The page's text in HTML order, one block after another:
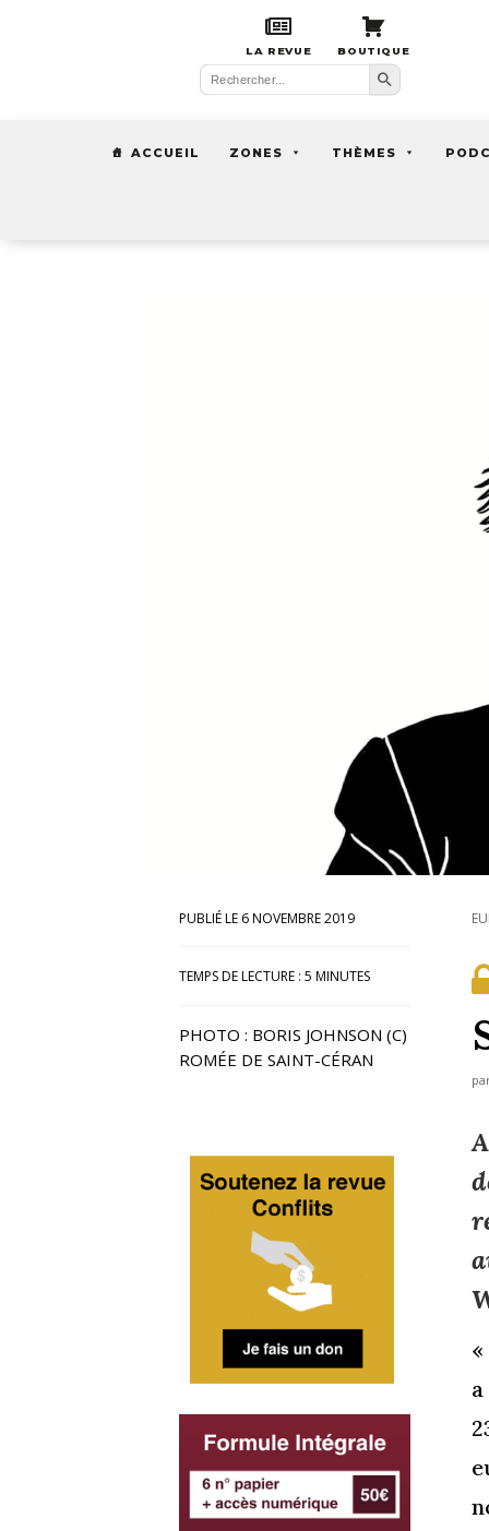
LA REVUE BOUTIQUE
Search
for:
Search Button
ACCUEIL ZONES THÈMES
6 NOVEMBRE 2019
TEMPS DE LECTURE : 5 MINUTES
PHOTO : BORIS JOHNSON (C)
ROMÉE DE SAINT-CÉRAN